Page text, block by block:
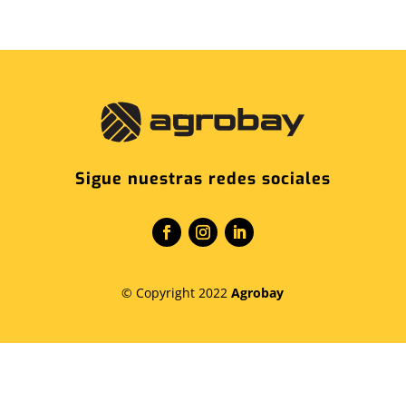
Sigue nuestras redes sociales
© Copyright 2022Agrobay